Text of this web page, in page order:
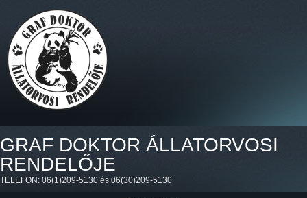
GRAF DOKTOR ÁLLATORVOSI
RENDELŐJE
TELEFON: 06(1)209-5130 és 06(30)209-5130